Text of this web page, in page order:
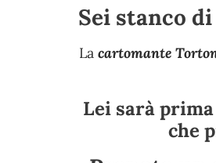
Sei stanco
Lacartomante
Lei sarà
che